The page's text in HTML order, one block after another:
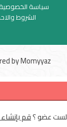
سياسة الخصوصية
الشروط
byMomyyaz
لست عضو ؟قم